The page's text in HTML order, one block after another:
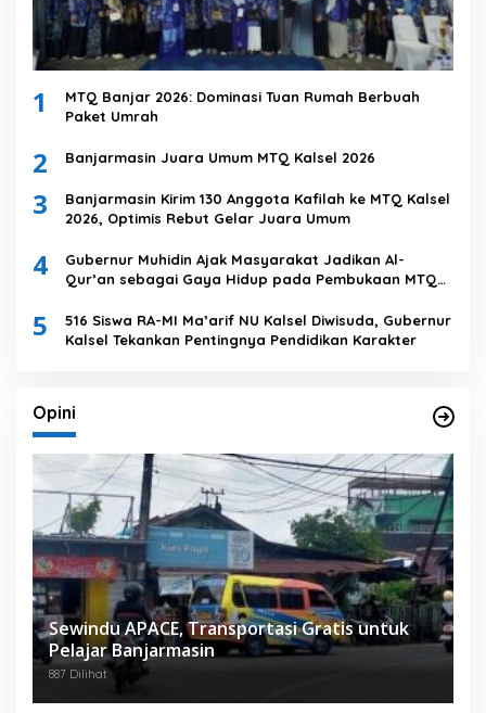
1
MTQ Banjar 2026: Dominasi Tuan Rumah Berbuah
Paket Umrah
2 Banjarmasin Juara Umum MTQ Kalsel 2026
3
Banjarmasin Kirim 130 Anggota Kafilah ke MTQ Kalsel
2026, Optimis Rebut Gelar Juara Umum
4
Gubernur Muhidin Ajak Masyarakat Jadikan Al-
Qur’an sebagai Gaya Hidup pada Pembukaan MTQ
5
516 Siswa RA-MI Ma’arif NU Kalsel Diwisuda, Gubernur
Kalsel Tekankan Pentingnya Pendidikan Karakter
Opini
Sewindu APACE, Transportasi Gratis untuk
Pelajar Banjarmasin
887 Dilihat